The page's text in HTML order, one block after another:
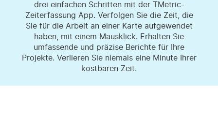
drei einfachen Schritten mit der TMetric-
Zeiterfassung App. Verfolgen Sie die Zeit, die
Sie für die Arbeit an einer Karte aufgewendet
haben, mit einem Mausklick. Erhalten Sie
umfassende und präzise Berichte für Ihre
Projekte. Verlieren Sie niemals eine Minute Ihrer
kostbaren Zeit.